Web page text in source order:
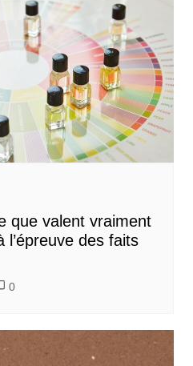
que valent vraiment
l’épreuve des faits
0